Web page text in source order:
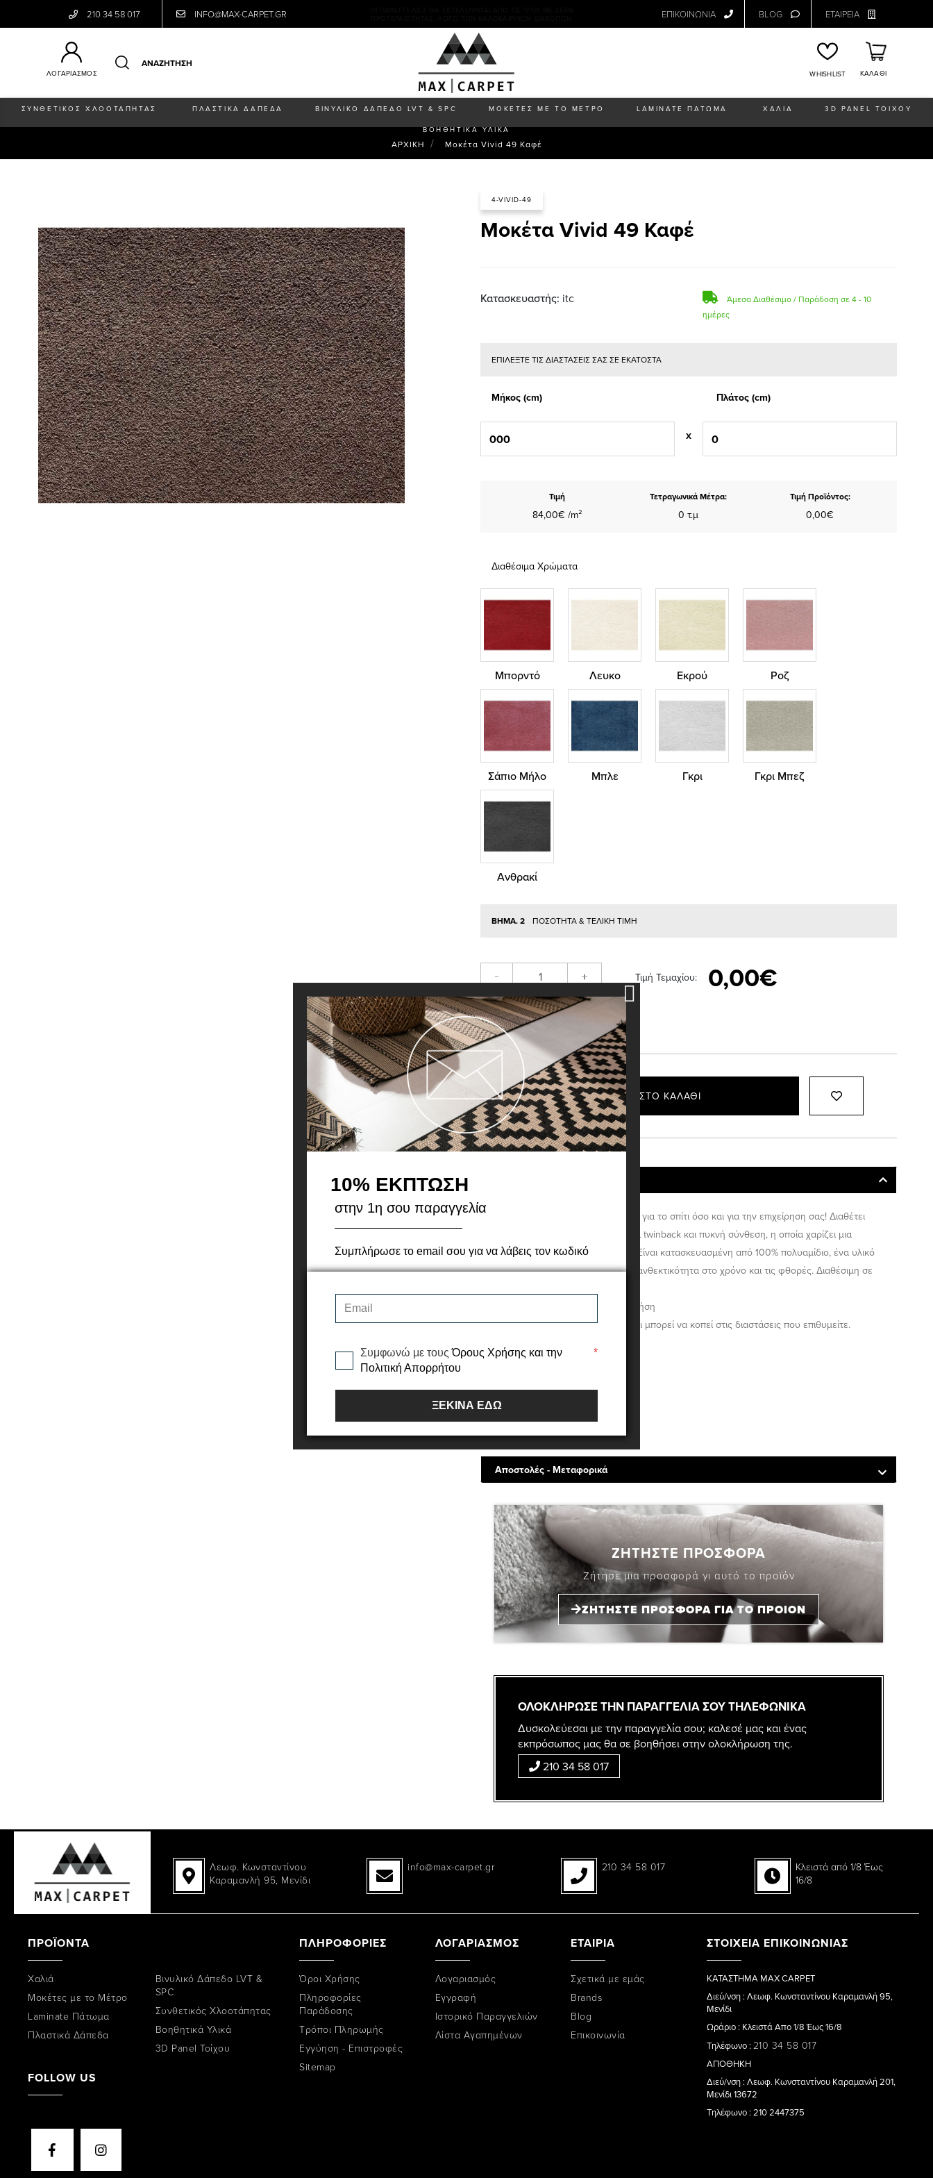
210 34 58 017 INFO@MAX-CARPET.GR ΕΠΙΚΟΙΝΩΝΙΑ BLOG ΕΤΑΙΡΕΙΑ
ΛΟΓΑΡΙΑΣΜΟΣ WHISHLIST ΚΑΛΑΘΙ
ΣΥΝΘΕΤΙΚΟΣ ΧΛΟΟΤΑΠΗΤΑΣ ΠΛΑΣΤΙΚΑ ΔΑΠΕΔΑ ΒΙΝΥΛΙΚΟ ΔΑΠΕΔΟ LVT & SPC ΜΟΚΕΤΕΣ ΜΕ ΤΟ ΜΕΤΡΟ LAMINATE ΠΑΤΩΜΑ ΧΑΛΙΑ 3D PANEL ΤΟΙΧΟΥ
ΒΟΗΘΗΤΙΚΑ ΥΛΙΚΑ
ΑΡΧΙΚΗ Μοκέτα Vivid 49 Καφέ
4-VIVID-49
Μοκέτα Vivid 49 Καφέ
Κατασκευαστής: itc
Άμεσα Διαθέσιμο / Παράδοση σε 4 - 10
ημέρες
ΕΠΙΛΕΞΤΕ ΤΙΣ ΔΙΑΣΤΑΣΕΙΣ ΣΑΣ ΣΕ ΕΚΑΤΟΣΤΑ
Μήκος (cm) Πλάτος (cm)
X
Τιμή
84,00€ /m²
Τετραγωνικά Μέτρα:
0 τ.μ
Τιμή Προϊόντος:
0,00€
Διαθέσιμα Χρώματα
Μπορντό Λευκο Εκρού Ροζ
Σάπιο Μήλο Μπλε Γκρι Γκρι Μπεζ
Ανθρακί
ΒΗΜΑ. 2 ΠΟΣΟΤΗΤΑ & ΤΕΛΙΚΗ ΤΙΜΗ
- + Τιμή Τεμαχίου: 0,00€
ΠΡΟΣΘΉΚΗ ΣΤΟ ΚΑΛΆΘΙ
H Μοκέτα Vivid είναι ιδανική τόσο για το σπίτι όσο και για την επιχείρηση σας! Διαθέτει
ανεξίτηλη απόχρωση, υπόστρωμα twinback και πυκνή σύνθεση, η οποία χαρίζει μια
ευχάριστη αίσθηση στο βάδισμα. Είναι κατασκευασμένη από 100% πολυαμίδιο, ένα υλικό
με μεγάλη αντοχή και εξαιρετική ανθεκτικότητα στο χρόνο και τις φθορές. Διαθέσιμη σε
Κατάλληλη για βαριά εμπορική χρήση
Το φάρδος του ρολού είναι 4m και μπορεί να κοπεί στις διαστάσεις που επιθυμείτε.
Βάρος: 2.600 gr/m²
Φάρδος ρολού: 4m
Αποστολές - Μεταφορικά
ΖΗΤΗΣΤΕ ΠΡΟΣΦΟΡΑ
Ζήτησε μια προσφορά γι αυτό το προϊόν
ΖΗΤΗΣΤΕ ΠΡΟΣΦΟΡΑ ΓΙΑ ΤΟ ΠΡΟΙΟΝ
ΟΛΟΚΛΗΡΩΣΕ ΤΗΝ ΠΑΡΑΓΓΕΛΙΑ ΣΟΥ ΤΗΛΕΦΩΝΙΚΑ
Δυσκολεύεσαι με την παραγγελία σου; καλεσέ μας και ένας
εκπρόσωπος μας θα σε βοηθήσει στην ολοκλήρωση της.
210 34 58 017
Λεωφ. Κωνσταντίνου
Καραμανλή 95, Μενίδι
info@max-carpet.gr 210 34 58 017
Κλειστά από 1/8 Έως
16/8
ΠΡΟΪΟΝΤΑ
Χαλιά
Μοκέτες με το Μέτρο
Laminate Πάτωμα
Πλαστικά Δάπεδα
Βινυλικό Δάπεδο LVT &
SPC
Συνθετικός Χλοοτάπητας
Βοηθητικά Υλικά
3D Panel Τοίχου
FOLLOW US
ΠΛΗΡΟΦΟΡΙΕΣ
Όροι Χρήσης
Πληροφορίες
Παράδοσης
Tρόποι Πληρωμής
Εγγύηση - Επιστροφές
Sitemap
ΛΟΓΑΡΙΑΣΜΟΣ
Λογαριασμός
Εγγραφή
Ιστορικό Παραγγελιών
Λίστα Αγαπημένων
ΕΤΑΙΡΙΑ
Σχετικά με εμάς
Brands
Blog
Επικοινωνία
ΣΤΟΙΧΕΙΑ ΕΠΙΚΟΙΝΩΝΙΑΣ
ΚΑΤΑΣΤΗΜΑ MAX CARPET
Διεύ/νση : Λεωφ. Κωνσταντίνου Καραμανλή 95,
Μενίδι
Ωράριο : Κλειστά Απο 1/8 Έως 16/8
Τηλέφωνο : 210 34 58 017
ΑΠΟΘΗΚΗ
Διεύ/νση : Λεωφ. Κωνσταντίνου Καραμανλή 201,
Μενίδι 13672
Τηλέφωνο : 210 2447375
10% ΕΚΠΤΩΣΗ
στην 1η σου παραγγελία
Συμπλήρωσε το email σου για να λάβεις τον κωδικό
Συμφωνώ με τουςΌρους Χρήσης και την
Πολιτική Απορρήτου
*
ΞΕΚΙΝΑ ΕΔΩ